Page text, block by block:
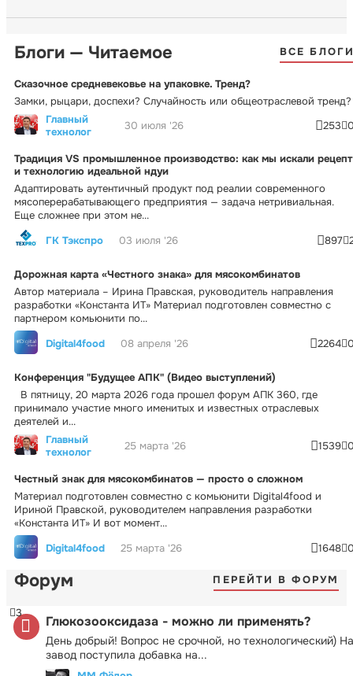
Блоги — Читаемое ВСЕ
Сказочное средневековье на упаковке. Тренд?
Замки, рыцари, доспехи? Случайность или общеотраслевой тренд?
Главный
технолог
30 июля '26 253
Традиция VS промышленное производство: как мы искали рецепт
и технологию идеальной ндуи
Адаптировать аутентичный продукт под реалии современного
мясоперерабатывающего предприятия — задача нетривиальная.
Еще сложнее при этом не...
ГК Тэкспро
03 июля '26 897
Дорожная карта «Честного знака» для мясокомбинатов
Автор материала – Ирина Правская, руководитель направления
разработки «Константа ИТ» Материал подготовлен совместно с
партнером комьюнити по...
Digital4food
08 апреля '26 2264
Конференция "Будущее АПК" (Видео выступлений)
В пятницу, 20 марта 2026 года прошел форум АПК 360, где
принимало участие много именитых и известных отраслевых
деятелей и...
Главный
технолог
25 марта '26 1539
Честный знак для мясокомбинатов — просто о сложном
Материал подготовлен совместно с комьюнити Digital4food и
Ириной Правской, руководителем направления разработки
«Константа ИТ» И вот момент...
Digital4food
25 марта '26 1648
Форум ПЕРЕЙТИ В ФОРУМ
Глюкозооксидаза - можно ли применять?
День добрый! Вопрос не срочной, но технологический) На
завод поступила добавка на...
3